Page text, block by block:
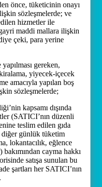
önce, tüketicinin onayı
sözleşmelerde; ve
hizmetler ile
maddi mallara ilişkin
çeki, para yerine
gereken,
yiyecek-içecek
amacıyla yapılan boş
sözleşmelerde;
kapsamı dışında
(SATICI’nın düzenli
teslim edilen gıda
günlük tüketim
lokantacılık, eğlence
cayma hakkı
satışa sunulan bu
şartları her SATICI’nın